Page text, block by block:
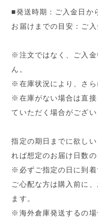
■発送時期：ご入金日か
お届けまでの目安：ご
※注文ではなく、ご入
ん。
※在庫状況により、さら
※在庫がない場合は直
ていただく場合がござい
指定の期日までに欲し
れば想定のお届け日数の
※必ずご指定の日に到着
ご心配な方は購入前に
ます。
※海外倉庫発送するの